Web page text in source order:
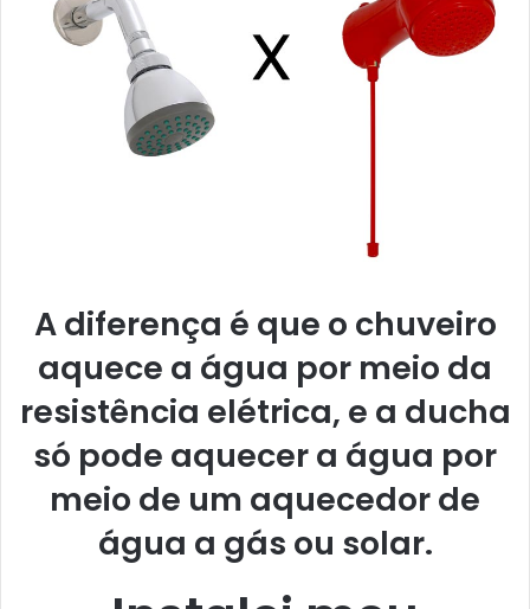
A diferença é que o chuveiro
aquece a água por meio da
resistência elétrica, e a ducha
só pode aquecer a água por
meio de um aquecedor de
água a gás ou solar.